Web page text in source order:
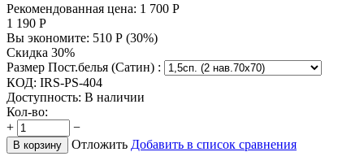
Рекомендованная цена: 1 700 Р
1 190 Р
Вы экономите: 510 Р (30%)
Скидка 30%
Размер Пост.белья (Сатин) :
КОД: IRS-PS-404
Доступность: В наличии
Кол-во:
+
−
В корзину Отложить Добавить в список сравнения